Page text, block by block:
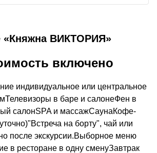
«Княжна ВИКТОРИЯ»
включено
индивидуальное или центральное
в баре и салонеФен в
салонSPA и массажСаунаКофе-
на борту", чай или
после экскурсии.Выборное меню
в ресторане в одну сменуЗавтрак